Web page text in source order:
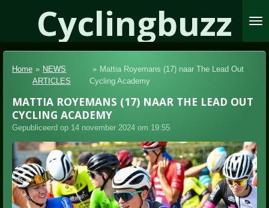
Cyclingbuzz
Home » NEWS
ARTICLES
» Mattia Royemans (17) naar The Lead Out
Cycling Academy
MATTIA ROYEMANS (17) NAAR THE LEAD OUT
CYCLING ACADEMY
Gepubliceerd op 14 november 2024 om 19:55